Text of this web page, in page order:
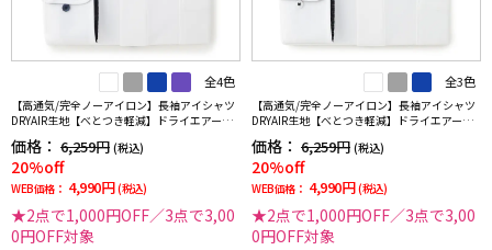
全4色
【高通気/完全ノーアイロン】長袖アイシャツ
DRYAIR生地【べとつき軽減】ドライエアーチ
トレッチ防汚効果吸汗速乾ワイシャツ春夏
価格： 6,259円 (税込)
20%off
WEB価格： 4,990円 (税込)
★2点で1,000円OFF／3点で3,00
0円OFF対象
全3色
【高通気/完全ノーアイロン】長袖アイシャツ
DRYAIR生地【べとつき軽減】ドライエアース
定ストレッチ防汚効果吸汗速乾ワイシャツ春
夏
価格： 6,259円 (税込)
20%off
WEB価格： 4,990円 (税込)
★2点で1,000円OFF／3点で3,00
0円OFF対象